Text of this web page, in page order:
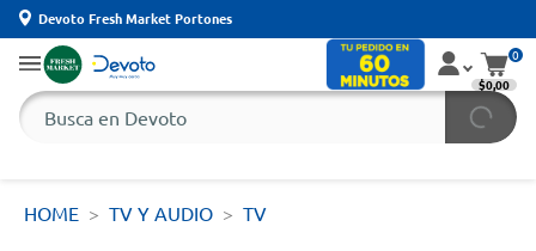
Devoto Fresh Market Portones
0
$0,00
HOME TV Y AUDIO TV